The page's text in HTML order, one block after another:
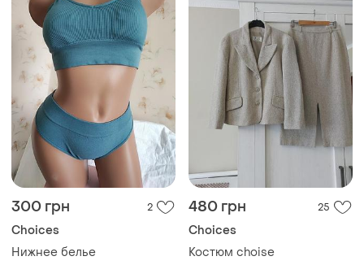
300 грн 2
Choices
Нижнее белье
480 грн 25
Choices
Костюм choise